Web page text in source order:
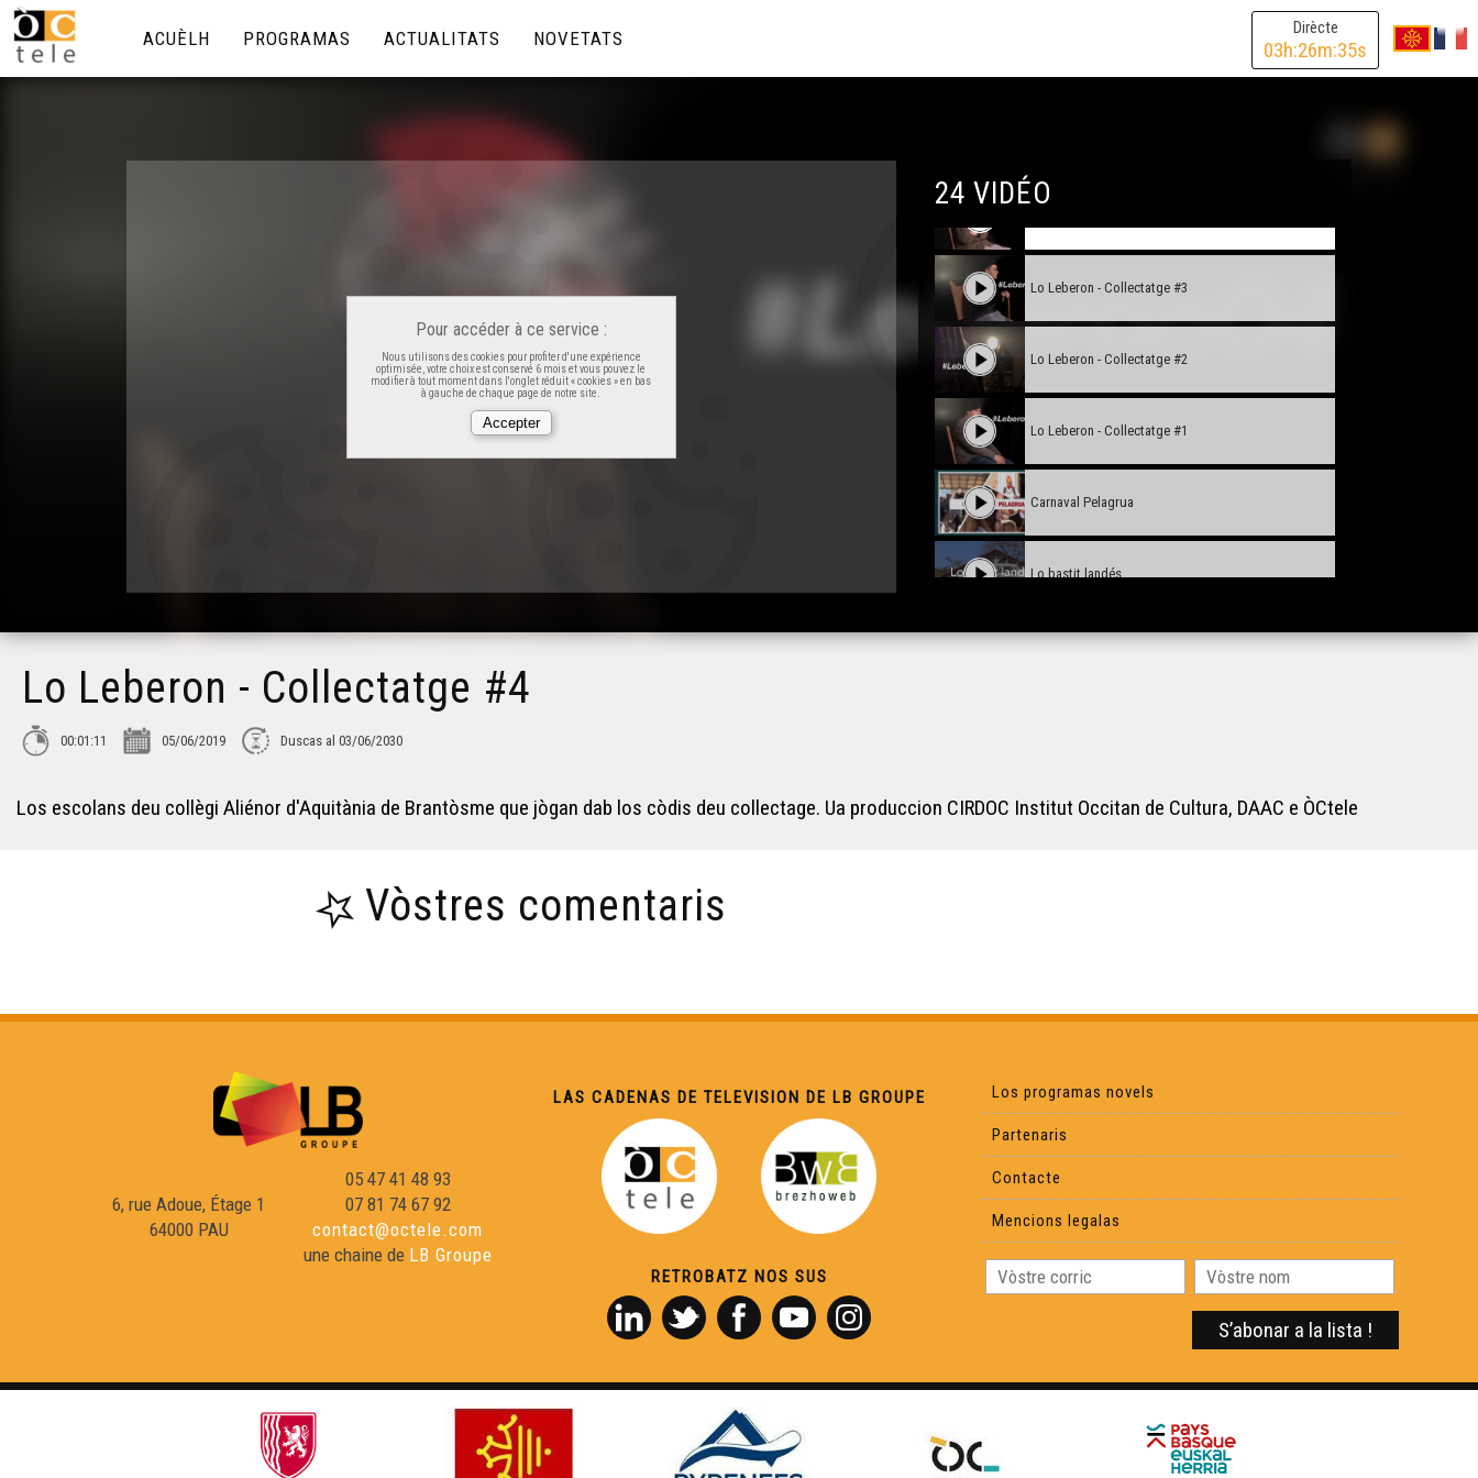
Dirècte
03h:26m:35s
ACUÈLH PROGRAMAS ACTUALITATS NOVETATS
Pour accéder à ce service :
Nous utilisons des cookies pour profiter d'une expérience
optimisée, votre choix est conservé 6 mois et vous pouvez le
modifier à tout moment dans l'onglet réduit « cookies » en bas
à gauche de chaque page de notre site.
24 VIDÉO
L'occitan per jo (2)
Lo Leberon - Collectatge #3
Lo Leberon - Collectatge #2
Lo Leberon - Collectatge #1
Carnaval Pelagrua
Lo bastit landés
Occitan 2.0 - Télé Buissonière
Cercaires - Télé Buissonnière
Reportatge Servici Civic - Susie Rey
Conferéncia a l'entorn deu lengatge shiulat d'Aas
Reportatge Radio País - Lilas Baradat-Decla -
Lo Leberon - Collectatge #4
00:01:11 05/06/2019 Duscas al 03/06/2030
Los escolans deu collègi Aliénor d'Aquitània de Brantòsme que jògan dab los còdis deu collectage. Ua produccion CIRDOC Institut Occitan de Cultura, DAAC e ÒCtele
Vòstres comentaris
6, rue Adoue, Étage 1
64000 PAU
05 47 41 48 93
07 81 74 67 92
contact@octele.com
une chaine de LB Groupe
LAS CADENAS DE TELEVISION DE LB GROUPE
RETROBATZ NOS SUS
Los programas novels
Partenaris
Contacte
Mencions legalas